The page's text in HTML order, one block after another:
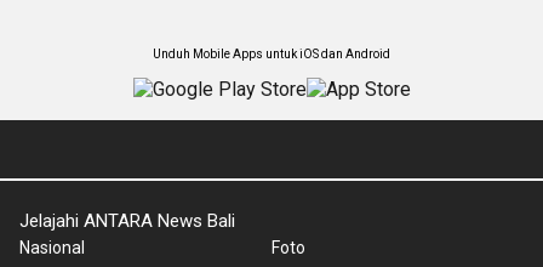
Unduh Mobile Apps untuk iOS dan Android
Jelajahi ANTARA News Bali
Nasional
Foto